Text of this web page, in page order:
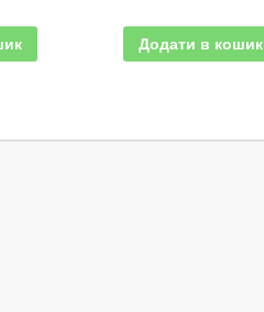
Додати в кошик